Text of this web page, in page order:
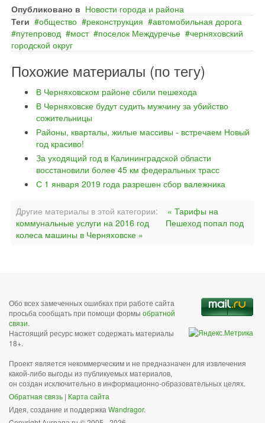
Опубликовано в Новости города и района
Теги
общество реконструкция
автомобильная дорога
путепровод
мост поселок Междуречье
черняховский
городской округ
Похожие материалы (по тегу)
В Черняховском районе сбили пешехода
В Черняховске будут судить мужчину за убийство
сожительницы
Районы, кварталы, жилые массивы - встречаем Новый
год красиво!
За уходящий год в Калининградской области
восстановили более 45 км федеральных трасс
С 1 января 2019 года разрешен сбор валежника
Другие материалы в этой категории:
« Тарифы на
коммунальные услуги на 2016 год
Пешеход попал под
колеса машины в Черняховске »
Обо всех замеченных ошибках при работе сайта
просьба сообщать при помощи формы обратной
связи.
Настоящий ресурс может содержать материалы
18+.
Проект является некоммерческим и не предназначен для извлечения
какой-либо выгоды из публикуемых материалов,
он создан исключительно в информационно-образовательных целях.
Обратная связь | Карта сайта
Идея, создание и поддержка Wandragor.